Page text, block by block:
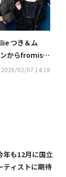
つき＆ム
からfromis_
まで「ソウル
2026/02/07 14:18
年も12月に国立
ティストに期待